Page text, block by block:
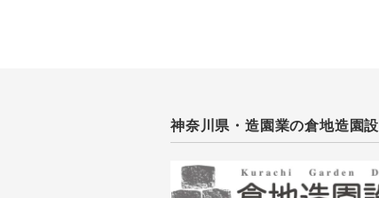
神奈川県・造園業の倉地造園